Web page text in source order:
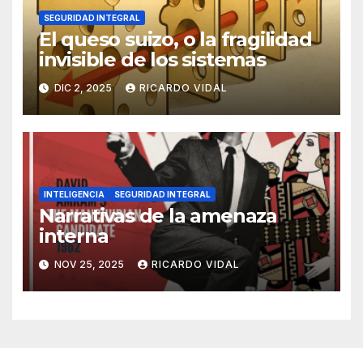
SEGURIDAD INTEGRAL
El queso suizo, o la fragilidad
invisible de los sistemas
DIC 2, 2025 RICARDO VIDAL
INTELIGENCIA SEGURIDAD INTEGRAL
Narrativas de la amenaza
interna
NOV 25, 2025 RICARDO VIDAL